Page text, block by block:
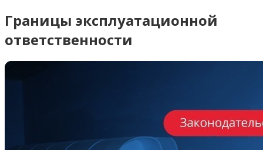
Границы эксплуатационной
ответственности